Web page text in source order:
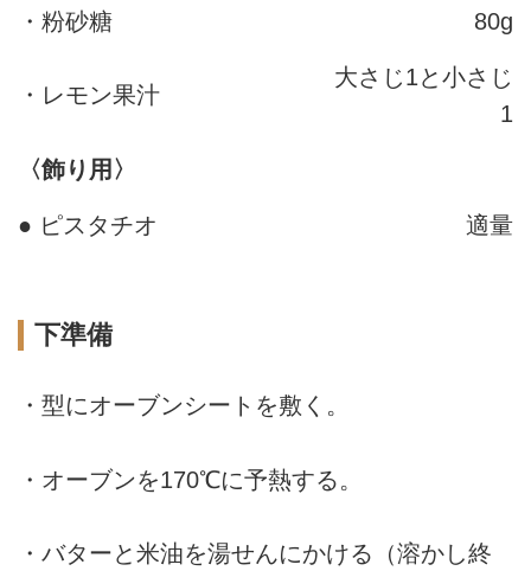
・粉砂糖 80g
・レモン果汁
大さじ1と小さじ
1
〈飾り用〉
● ピスタチオ 適量
下準備
・型にオーブンシートを敷く。
・オーブンを170℃に予熱する。
・バターと米油を湯せんにかける（溶かし終